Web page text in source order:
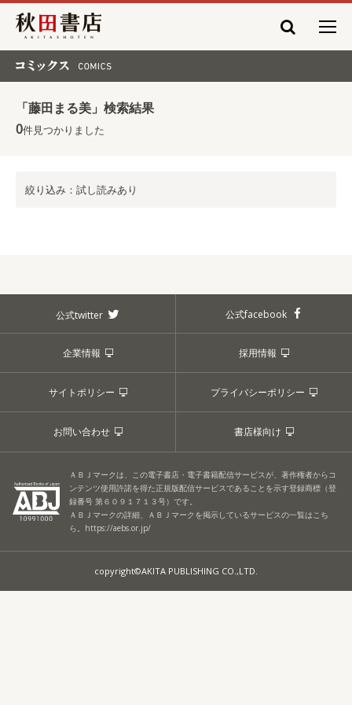
秋田書店
「藤田まる美」検索結果
0件見つかりました
絞り込み：試し読みあり
公式twitter 公式facebook
企業情報 採用情報
サイトポリシー プライバシーポリシー
お問い合わせ 書店様向け
ＡＢＪマークは、この電子書店・電子書籍配信サービスが、著作権者からコ
ンテンツ使用許諾を得た正規版配信サービスであることを示す登録商標（登
録番号 第６０９１７１３号）です。
ＡＢＪマークの詳細、ＡＢＪマークを掲示しているサービスの一覧はこち
ら。 https://aebs.or.jp/
copyright©AKITA PUBLISHING CO.,LTD.